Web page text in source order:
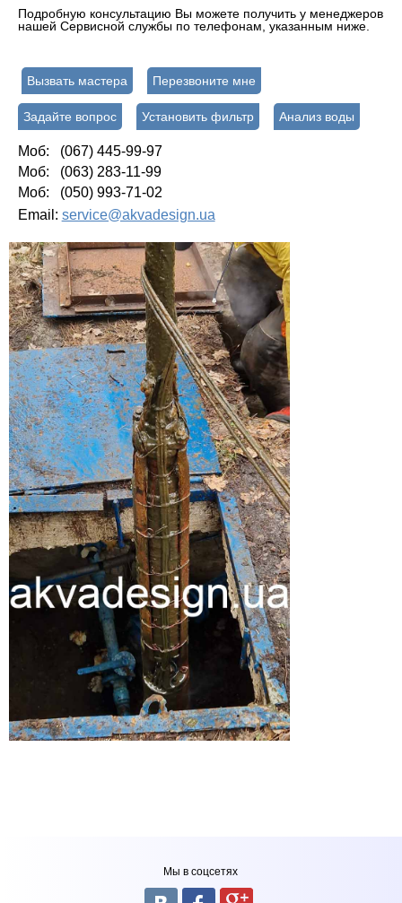
Подробную консультацию Вы можете получить у менеджеров
нашей Сервисной службы по телефонам, указанным ниже.
Вызвать мастера Перезвоните мне
Задайте вопрос Установить фильтр Анализ воды
Моб: (067) 445-99-97
Моб: (063) 283-11-99
Моб: (050) 993-71-02
Email: service@akvadesign.ua
Мы в соцсетях